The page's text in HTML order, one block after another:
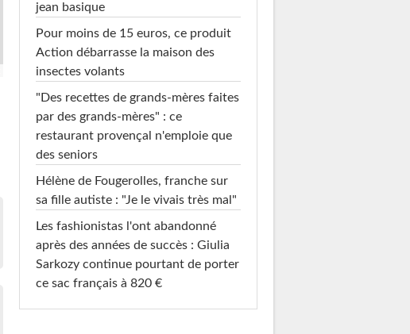
jean basique
Pour moins de 15 euros, ce produit
Action débarrasse la maison des
insectes volants
"Des recettes de grands-mères faites
par des grands-mères" : ce
restaurant provençal n'emploie que
des seniors
Hélène de Fougerolles, franche sur
sa fille autiste : "Je le vivais très mal"
Les fashionistas l'ont abandonné
après des années de succès : Giulia
Sarkozy continue pourtant de porter
ce sac français à 820 €